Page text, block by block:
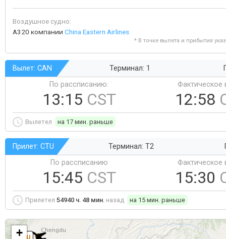
Воздушное судно:
A320 компании China Eastern Airlines
* В точке вылета и прибытия
Вылет: CAN Терминал: 1
По рассписанию:
13:15 CST
Фактическое
12:58
Вылетел на 17 мин. раньше
Прилет: CTU Терминал: T2
По рассписанию
15:45 CST
Фактическое
15:30
Прилетел 54940 ч. 48 мин. назад на 15 мин. раньше
CTU
+